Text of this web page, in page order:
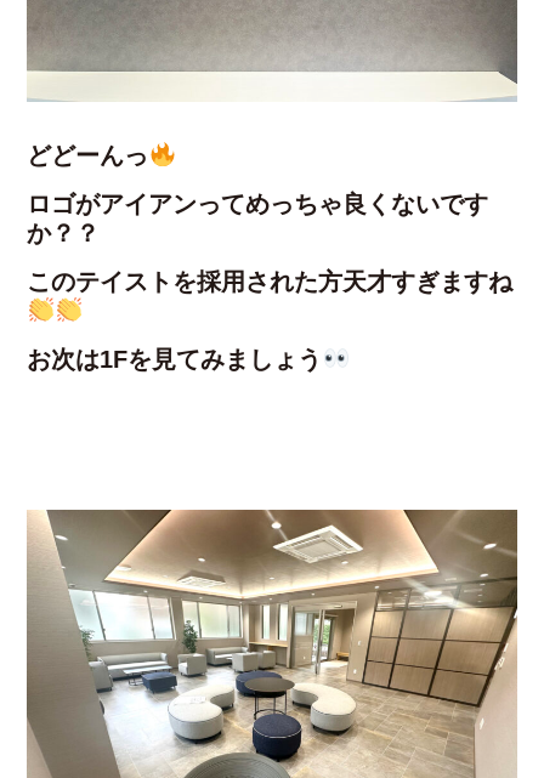
どどーんっ
ロゴがアイアンってめっちゃ良くないです
か？？
このテイストを採用された方天才すぎますね
お次は1Fを見てみましょう